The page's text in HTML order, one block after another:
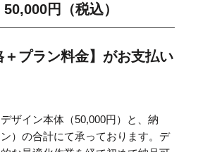
円（税込）
＋プラン料金】がお支払い
ザイン本体（50,000円）と、納
）の合計にて承っております。デ